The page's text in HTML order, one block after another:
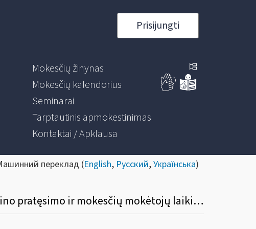
Prisijungti
Mokesčių žinynas
Mokesčių kalendorius
Seminarai
Tarptautinis apmokestinimas
Kontaktai / Apklausa
переклад (English, Русский,Українська)
Informacinis pranešimas dėl Mokesčių deklaracijų pateikimo, jų pateikimo termino pratęsimo ir mokesčių mokėtojų laikino atleidimo nuo mokesčių deklaracijų ir (arba) kitų teisės aktuose nurodytų dokumentų pateikimo taisyklių pakeitimo